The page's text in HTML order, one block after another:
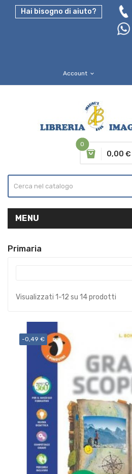
Hai bisogno di aiuto?
Account expand_more
0
0,00 €
MENU
Primaria
Visualizzati 1-12 su 14 prodotti
-0,49 €